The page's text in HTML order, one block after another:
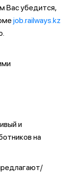
Вас убедится,
job.railways.kz
и
на